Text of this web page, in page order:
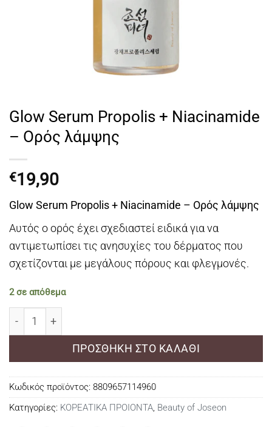
Glow Serum Propolis + Niacinamide
– Ορός λάμψης
€19,90
Glow Serum Propolis + Niacinamide – Ορός λάμψης
Αυτός ο ορός έχει σχεδιαστεί ειδικά για να
αντιμετωπίσει τις ανησυχίες του δέρματος που
σχετίζονται με μεγάλους πόρους και φλεγμονές.
2 σε απόθεμα
ΠΡΟΣΘΉΚΗ ΣΤΟ ΚΑΛΆΘΙ
Κωδικός προϊόντος: 8809657114960
Κατηγορίες: ΚΟΡΕΑΤΙΚΑ ΠΡΟΙΟΝΤΑ, Beauty of Joseon